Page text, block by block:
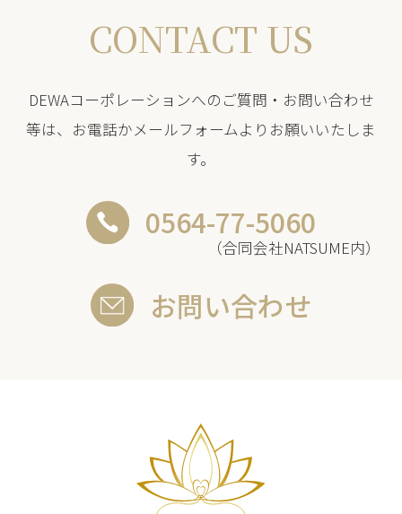
CONTACT US
DEWAコーポレーションへのご質問・お問い合わせ
等は、お電話かメールフォームよりお願いいたしま
す。
0564-77-5060
（合同会社NATSUME内）
お問い合わせ